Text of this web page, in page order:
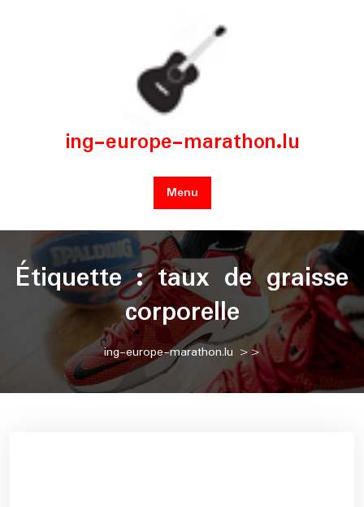
ing-europe-marathon.lu
Menu
Étiquette :taux de graisse
corporelle
ing-europe-marathon.lu >>